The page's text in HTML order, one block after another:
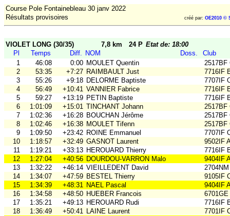
Course Pole Fontainebleau 30 janv 2022
Résultats provisoires
créé par: OE2010 ©
VIOLET LONG (30/35) 7,8 km 24 P Etat de: 18:00
Pl
Temps Diff. NOM Doss.
Club
1
46:08 0:00 MOULET Quentin
2517BF
2
53:35 +7:27 RAIMBAULT Just
7716IF
3
55:26 +9:18 DELORME Baptiste
7707IF
4
56:49 +10:41 VANNIER Fabrice
7716IF
5
59:27 +13:19 PETIN Baptiste
7716IF
6
1:01:09 +15:01 TINCHANT Johann
2517BF
7
1:02:36 +16:28 BOUCHAN Jérôme
2517BF
8
1:02:46 +16:38 MOULET Tifenn
2517BF
9
1:09:50 +23:42 ROINE Emmanuel
7707IF
10
1:18:57 +32:49 GASNOT Laurent
9502IF
11
1:19:21 +33:13 HEROUARD Thierry
7716IF
12
1:27:04 +40:56 DOURDOU-VARRON Malo
9404IF
13
1:32:22 +46:14 VIEILLEDENT David
14
1:34:07 +47:59 BESTEL Thierry
9105IF
15
1:34:39 +48:31 NAEL Pascal
9404IF
16
1:34:58 +48:50 HUEBER Francois
17
1:35:21 +49:13 HEROUARD Rudi
7716IF
18
1:36:49 +50:41 LAINE Laurent
7701IF